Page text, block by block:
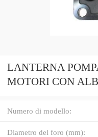
LANTERNA
MOTORI CON
Numero di modello:
Diametro del foro (mm):